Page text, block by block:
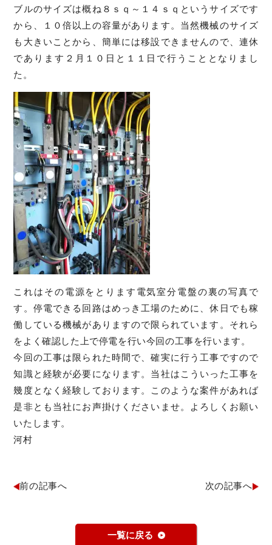
ブルのサイズは概ね８ｓｑ～１４ｓｑというサイズです
から、１０倍以上の容量があります。当然機械のサイズ
も大きいことから、簡単には移設できませんので、連休
であります２月１０日と１１日で行うこととなりまし
た。
これはその電源をとります電気室分電盤の裏の写真で
す。停電できる回路はめっき工場のために、休日でも稼
働している機械がありますので限られています。それら
をよく確認した上で停電を行い今回の工事を行います。
今回の工事は限られた時間で、確実に行う工事ですので
知識と経験が必要になります。当社はこういった工事を
幾度となく経験しております。このような案件があれば
是非とも当社にお声掛けくださいませ。よろしくお願い
いたします。
河村
前の記事へ 次の記事へ
一覧に戻る